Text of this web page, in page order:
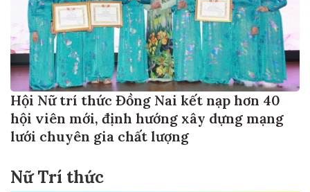
Hội Nữ trí thức Đồng Nai kết nạp hơn 40
hội viên mới, định hướng xây dựng mạng
lưới chuyên gia chất lượng
Nữ Trí thức